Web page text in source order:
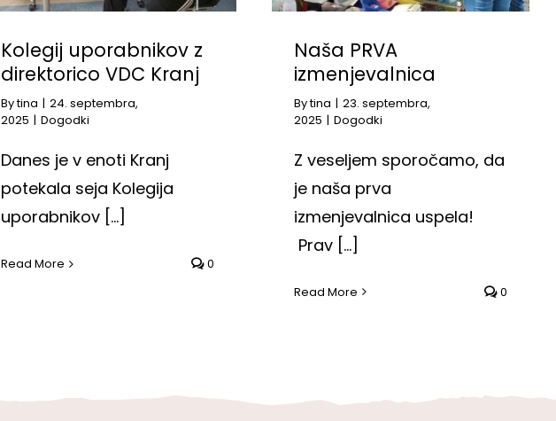
Kolegij uporabnikov z
direktorico VDC Kranj
Bytina | 24. septembra,
2025 | Dogodki
Danes je v enoti Kranj
potekala seja Kolegija
uporabnikov [...]
Read More 0
Naša PRVA
izmenjevalnica
Bytina | 23. septembra,
2025 | Dogodki
Z veseljem sporočamo, da
je naša prva
izmenjevalnica uspela!
Prav [...]
Read More 0